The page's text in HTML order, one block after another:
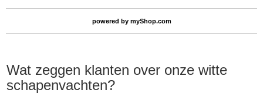
powered by myShop.com
Wat zeggen klanten over onze witte
schapenvachten?